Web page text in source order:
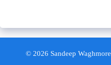
© 2026 Sandeep Waghmore